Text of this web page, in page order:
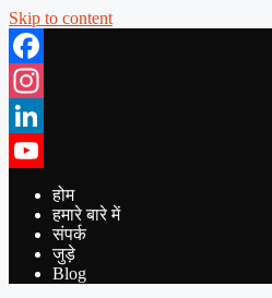
Skip to content
Facebook
Instagram
LinkedIn
YouTube
होम
हमारे बारे में
संपर्क
जुड़े
Blog